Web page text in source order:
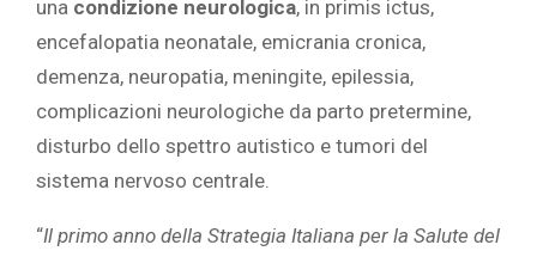
una condizione neurologica, in primis ictus,
encefalopatia neonatale, emicrania cronica,
demenza, neuropatia, meningite, epilessia,
complicazioni neurologiche da parto pretermine,
disturbo dello spettro autistico e tumori del
sistema nervoso centrale.
“Il primo anno della Strategia Italiana per la Salute del